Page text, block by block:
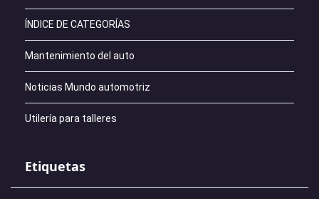
ÍNDICE DE CATEGORÍAS
Mantenimiento del auto
Noticias Mundo automotriz
Utilería para talleres
Etiquetas